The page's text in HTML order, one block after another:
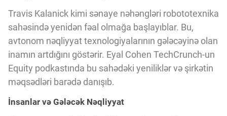
Travis Kalanick kimi sənaye nəhəngləri robototexnika
sahəsində yenidən fəal olmağa başlayıblar. Bu,
avtonom nəqliyyat texnologiyalarının gələcəyinə olan
inamın artdığını göstərir. Eyal Cohen TechCrunch-un
Equity podkastında bu sahədəki yeniliklər və şirkətin
məqsədləri barədə danışıb.
İnsanlar və Gələcək Nəqliyyat